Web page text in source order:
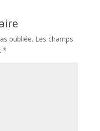
publiée. Les champs
*